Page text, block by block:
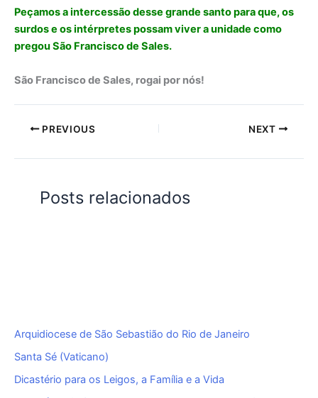
Peçamos a intercessão desse grande santo para que, os
surdos e os intérpretes possam viver a unidade como
pregou São Francisco de Sales.
São Francisco de Sales, rogai por nós!
PREVIOUS NEXT
Posts relacionados
Arquidiocese de São Sebastião do Rio de Janeiro
Santa Sé (Vaticano)
Dicastério para os Leigos, a Família e a Vida